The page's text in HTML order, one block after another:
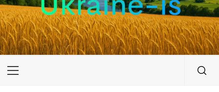
UKRAINE-IS
ПОДОРОЖI ПО УКРАЇНІ
Primary